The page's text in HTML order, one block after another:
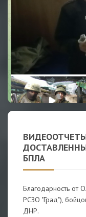
БПЛА
Благодарность от
РСЗО "Град"),
ДНР.